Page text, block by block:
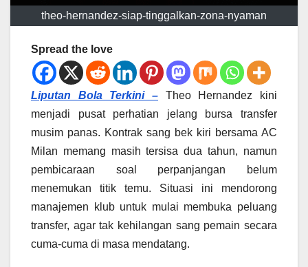
theo-hernandez-siap-tinggalkan-zona-nyaman
Spread the love
Liputan Bola Terkini – Theo Hernandez kini
menjadi pusat perhatian jelang bursa transfer
musim panas. Kontrak sang bek kiri bersama AC
Milan memang masih tersisa dua tahun, namun
pembicaraan soal perpanjangan belum
menemukan titik temu. Situasi ini mendorong
manajemen klub untuk mulai membuka peluang
transfer, agar tak kehilangan sang pemain secara
cuma-cuma di masa mendatang.